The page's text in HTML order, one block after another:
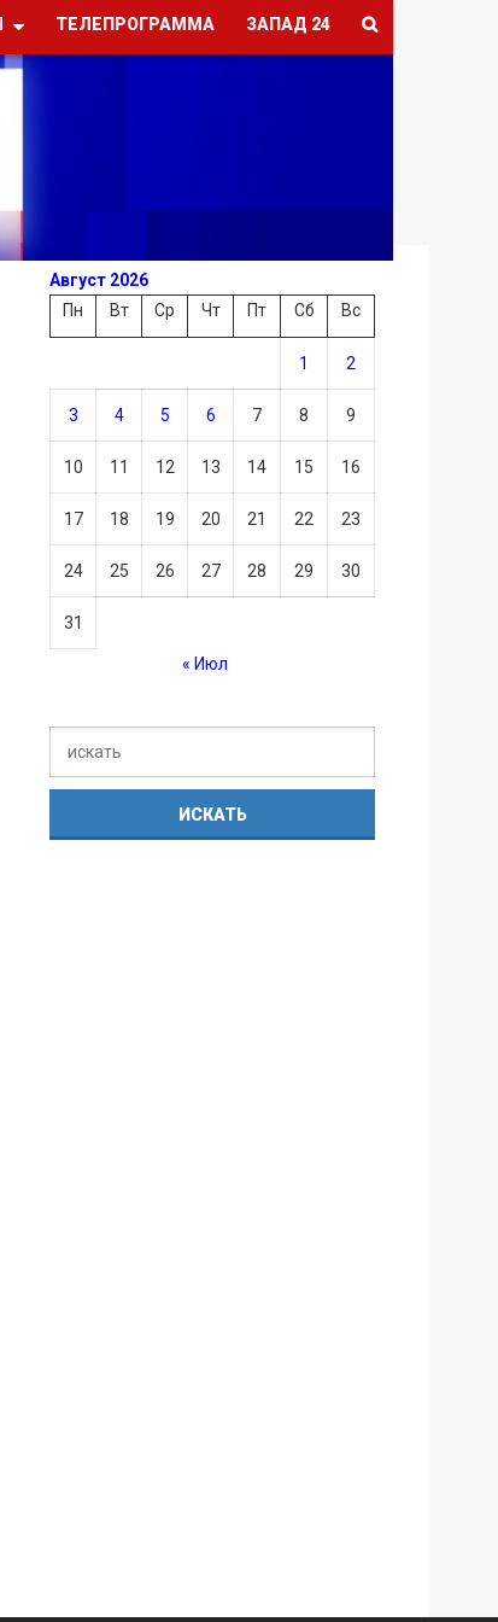
ТЕЛЕПРОГРАММА ЗАПАД 24
Август 2026
Пн
Вт Ср Чт Пт Сб Вс
1 2
3 4 5 6 7 8 9
10 11 12 13 14 15 16
17 18 19 20 21 22 23
24 25 26 27 28 29 30
31
« Июл